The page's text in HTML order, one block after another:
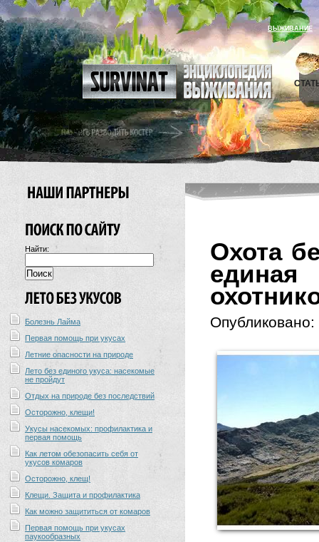
ВЫЖИВАНИЕ
Найти:
Болезнь Лайма
Первая помощь при укусах
Летние опасности на природе
Лето без единого укуса: насекомые
не пройдут
Отдых на природе без последствий
Осторожно, клещи!
Укусы насекомых: профилактика и
первая помощь
Как летом обезопасить себя от
укусов комаров
Осторожно, клещ!
Клещи. Защита и профилактика
Как можно защититься от комаров
Первая помощь при укусах
паукообразных
Охота
Опубликовано: